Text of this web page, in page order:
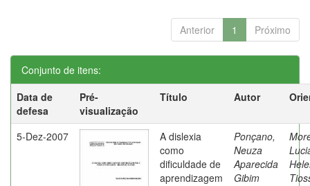
Anterior 1 Próximo
Conjunto de itens:
Data de
defesa
Pré-
visualização
Título Autor
5-Dez-2007
A dislexia
como
dificuldade de
aprendizagem
Ponçano,
Neuza
Aparecida
Gibim